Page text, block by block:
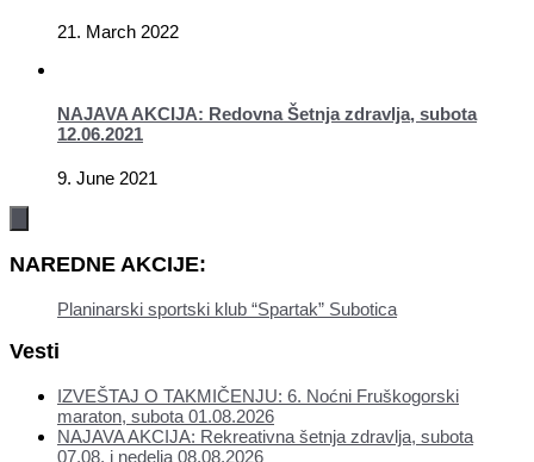
21. March 2022
NAJAVA AKCIJA: Redovna Šetnja zdravlja, subota
12.06.2021
9. June 2021
NAREDNE AKCIJE:
Planinarski sportski klub “Spartak” Subotica
Vesti
IZVEŠTAJ O TAKMIČENJU: 6. Noćni Fruškogorski
maraton, subota 01.08.2026
NAJAVA AKCIJA: Rekreativna šetnja zdravlja, subota
07.08. i nedelja 08.08.2026